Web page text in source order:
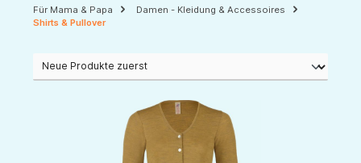
Für Mama & Papa
Damen - Kleidung & Accessoires
Shirts & Pullover